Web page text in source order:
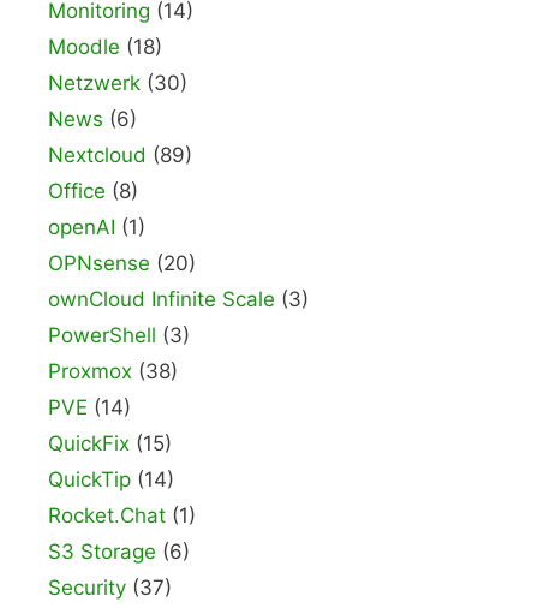
Monitoring (14)
Moodle (18)
Netzwerk (30)
News (6)
Nextcloud (89)
Office (8)
openAI (1)
OPNsense (20)
ownCloud Infinite Scale (3)
PowerShell (3)
Proxmox (38)
PVE (14)
QuickFix (15)
QuickTip (14)
Rocket.Chat (1)
S3 Storage (6)
Security (37)